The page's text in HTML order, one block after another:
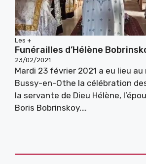
Les +
Funérailles d’Hélène
23/02/2021
Mardi 23 février 2021 a eu lieu
Bussy-en-Othe la célébration
la servante de Dieu Hélène,
Boris Bobrinskoy,…